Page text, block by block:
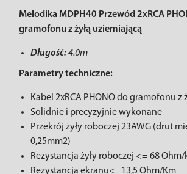
Melodika MDPH40 Przewód 2xRCA
gramofonu z żyłą uziemiającą
Długość:4.0m
Parametry techniczne:
Kabel 2xRCA PHONO do gramofonu z
Solidnie i precyzyjnie wykonane
Przekrój żyły roboczej 23AWG (drut
0,25mm2)
Rezystancja żyły roboczej <= 68
Rezystancja ekranu<=13,5 Ohm/Km